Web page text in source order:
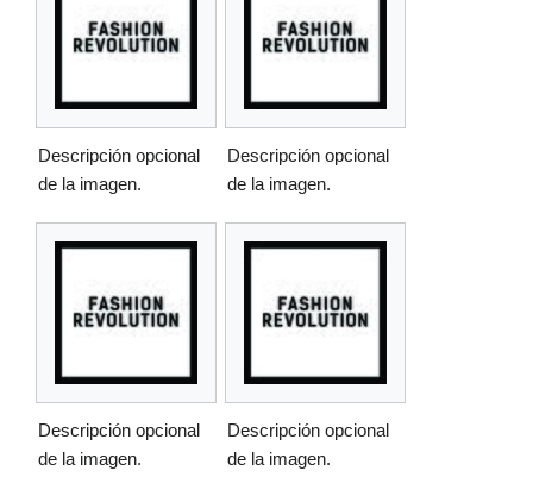
Descripción opcional
de la imagen.
Descripción opcional
de la imagen.
Descripción opcional
de la imagen.
Descripción opcional
de la imagen.